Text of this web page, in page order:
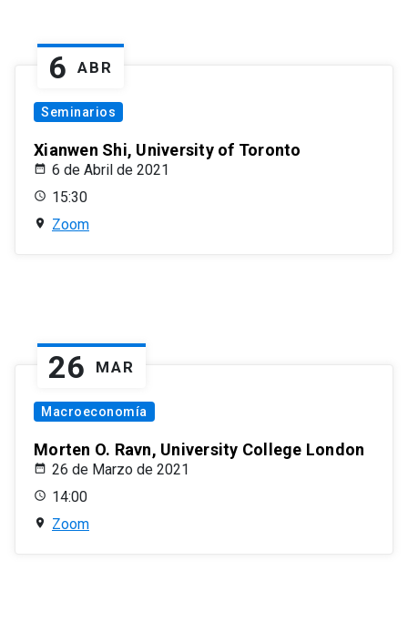
6 ABR
Seminarios
Xianwen Shi, University of Toronto
6 de Abril de 2021
15:30
Zoom
26 MAR
Macroeconomía
Morten O. Ravn, University College London
26 de Marzo de 2021
14:00
Zoom